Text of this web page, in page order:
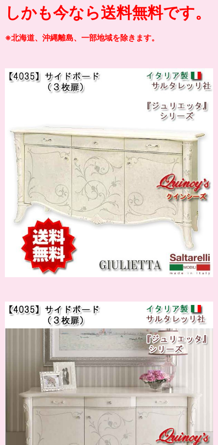
しかも今なら送料無料です。
※北海道、沖縄離島、一部地域を除きます。